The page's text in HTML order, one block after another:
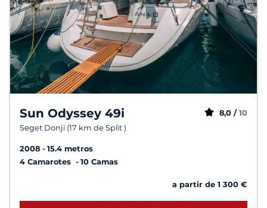
Sun Odyssey 49i
Seget Donji (17 km de Split )
8,0 / 10
2008
15.4 metros
4 Camarotes
10 Camas
a partir de 1 300 €